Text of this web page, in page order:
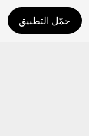
حمّل التطبيق